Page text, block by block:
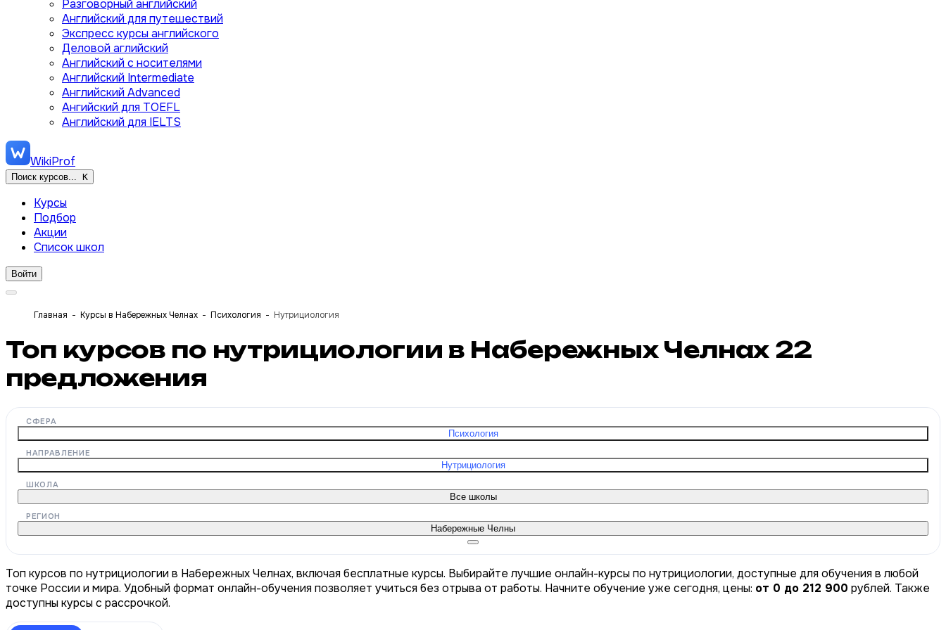
Разговорный английский
Английский для путешествий
Экспресс курсы английского
Деловой аглийский
Английский с носителями
Английский Intermediate
Английский Advanced
Ангийский для TOEFL
Английский для IELTS
WikiProf
Поиск курсов... K
Курсы
Подбор
Акции
Список школ
Войти
Главная Курсы в Набережных Челнах Психология Нутрициология
Топ курсов по нутрициологии в Набережных Челнах 22
предложения
СФЕРА
Психология
НАПРАВЛЕНИЕ
Нутрициология
ШКОЛА
Все школы
РЕГИОН
Набережные Челны
Топ курсов по нутрициологии в Набережных Челнах, включая бесплатные курсы. Выбирайте лучшие онлайн-курсы по нутрициологии, доступные для обучения в любой
точке России и мира. Удобный формат онлайн-обучения позволяет учиться без отрыва от работы. Начните обучение уже сегодня, цены: от 0 до 212 900 рублей. Также
доступны курсы с рассрочкой.